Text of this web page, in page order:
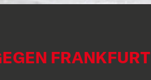
FRANKFURT